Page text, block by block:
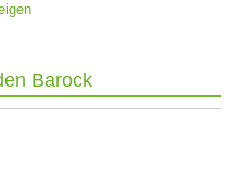
Barock